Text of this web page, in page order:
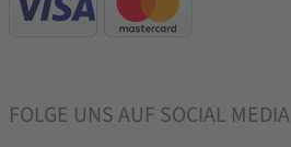
FOLGE UNS AUF SOCIAL MEDIA